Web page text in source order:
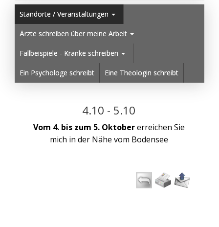
Standorte / Veranstaltungen
Ärzte schreiben über meine Arbeit
Fallbeispiele - Kranke schreiben
Ein Psychologe schreibt Eine Theologin schreibt
4.10 - 5.10
Vom 4. bis zum 5. Oktobererreichen Sie
mich in der Nähe vom Bodensee